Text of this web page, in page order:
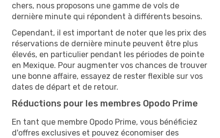
chers, nous proposons une gamme de vols de
dernière minute qui répondent à différents besoins.
Cependant, il est important de noter que les prix des
réservations de dernière minute peuvent être plus
élevés, en particulier pendant les périodes de pointe
en Mexique. Pour augmenter vos chances de trouver
une bonne affaire, essayez de rester flexible sur vos
dates de départ et de retour.
Réductions pour les membres Opodo Prime
En tant que membre Opodo Prime, vous bénéficiez
d'offres exclusives et pouvez économiser des